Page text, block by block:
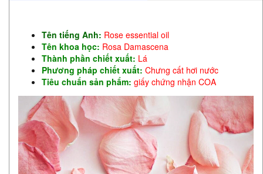
Tên tiếng Anh: Rose essential oil
Tên khoa học: Rosa Damascena
Thành phần chiết xuất: Lá
Phương pháp chiết xuất: Chưng cất hơi nước
Tiêu chuẩn sản phẩm: giấy chứng nhận COA